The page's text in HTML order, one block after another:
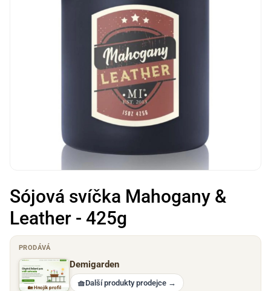
Sójová svíčka Mahogany &
Leather - 425g
PRODÁVÁ
🏡 Hnojík profil
Demigarden
🧺Další produkty prodejce →